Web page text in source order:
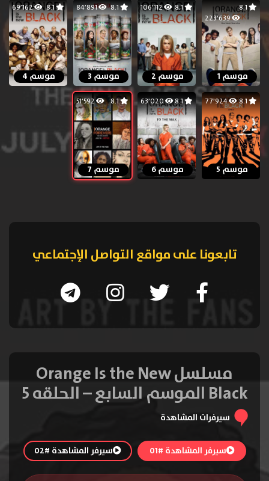
8.1
223٬639
موسم 1
8.1 106٬112
موسم 2
8.1 84٬891
موسم 3
8.1 69٬162
موسم 4
8.1 77٬924
موسم 5
8.1 63٬020
موسم 6
8.1 51٬592
موسم 7
تابعونا على مواقع التواصل الإجتماعي
مسلسل Orange Is the New
Black الموسم السابع – الحلقه 5
سيرفرات المشاهدة
سيرفر المشاهدة #01 سيرفر المشاهدة #02